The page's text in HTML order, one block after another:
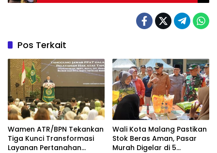
Pos Terkait
Wamen ATR/BPN Tekankan
Tiga Kunci Transformasi
Layanan Pertanahan
Wali Kota Malang Pastikan
Stok Beras Aman, Pasar
Murah Digelar di 5